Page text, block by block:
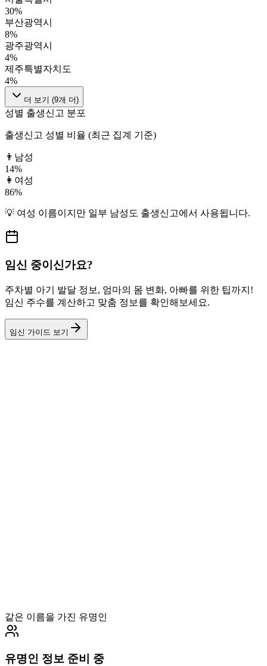
30%
부산광역시
8%
광주광역시
4%
제주특별자치도
4%
더 보기 (9개 더)
성별 출생신고 분포
출생신고 성별 비율 (최근 집계 기준)
👨 남성
14%
👩 여성
86%
💡 여성 이름이지만 일부 남성도 출생신고에서 사용됩니다.
임신 중이신가요?
주차별 아기 발달 정보, 엄마의 몸 변화, 아빠를 위한 팁까지!
임신 주수를 계산하고 맞춤 정보를 확인해보세요.
임신 가이드 보기
같은 이름을 가진 유명인
유명인 정보 준비 중